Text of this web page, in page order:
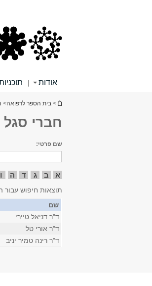
אודות |
הינך נמצא כאן
> בית הספר לרפואה>
חברי סגל
שם פרטי:
א ב ג ד ה ו
תוצאות חיפוש עבור
שם
ד"ר דניאל טיירי
ד"ר אורי טל
ד"ר רינה טמיר יניב